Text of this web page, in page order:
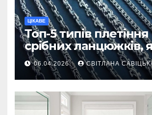
ЦІКАВЕ
Топ-5 типів плетіння
срібних ланцюжків,
вважаються
найнадійнішими
06.04.2026 СВІТЛАНА